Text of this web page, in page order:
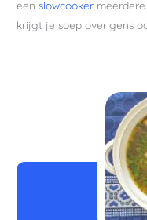
eenslowcooker
krijgt je soep overigens